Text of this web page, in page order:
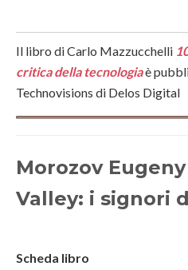
Il libro di Carlo Mazzucchelli
critica della tecnologiaè
Technovisions di Delos Digital
Morozov
Valley: i signori
Scheda libro